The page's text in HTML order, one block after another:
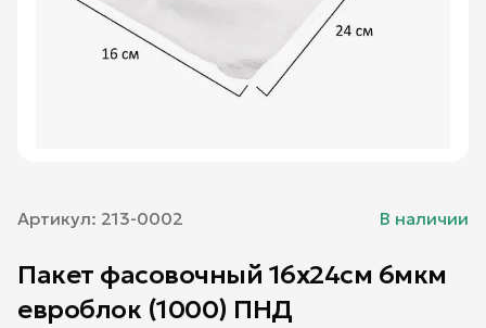
Артикул: 213-0002 В наличии
Пакет фасовочный 16х24см 6мкм
евроблок (1000) ПНД